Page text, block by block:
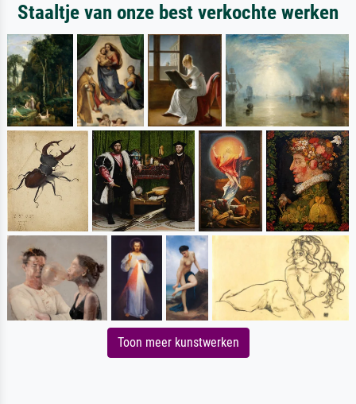
Staaltje van onze best verkochte werken
Toon meer kunstwerken